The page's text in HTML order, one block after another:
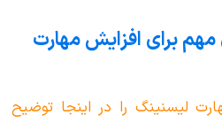
برای افزایش مهارت
لیسنینگ را در اینجا توضیح